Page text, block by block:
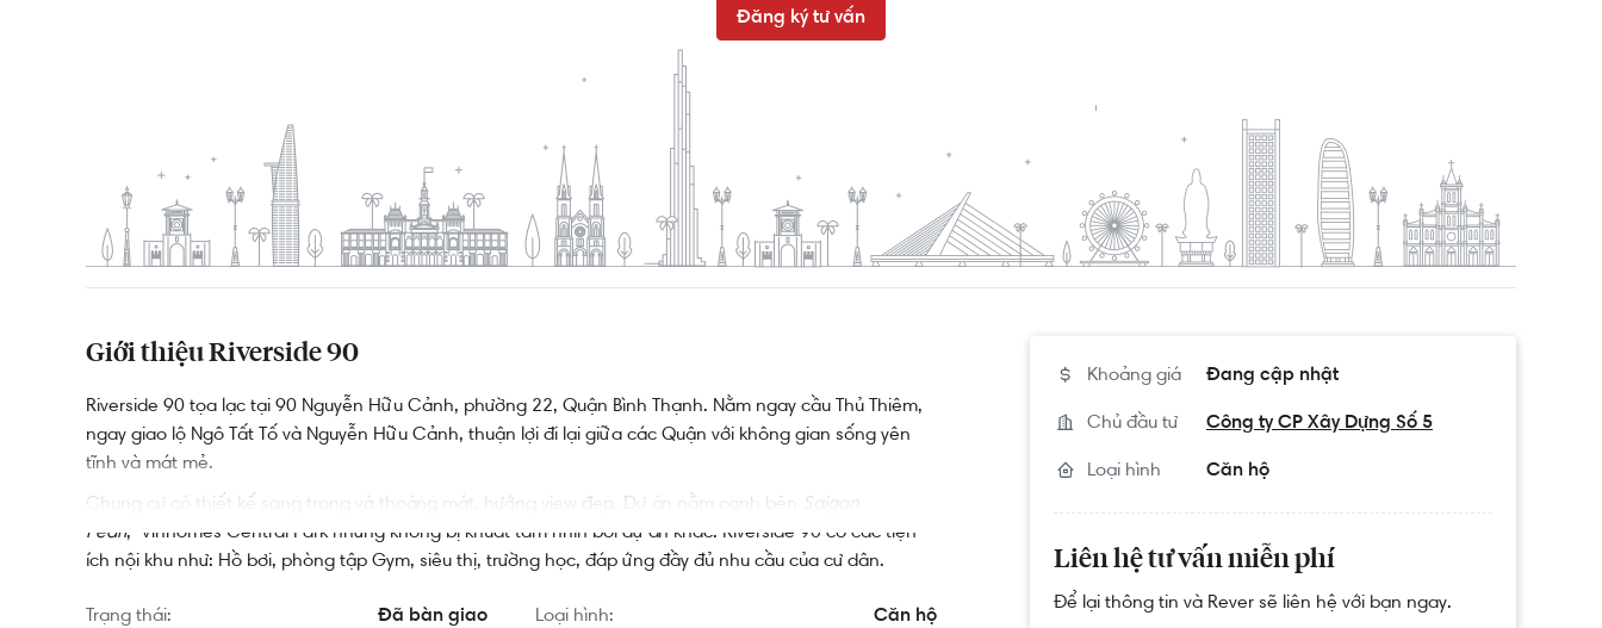
Đăng ký tư vấn
Giới thiệu Riverside 90
Riverside 90 tọa lạc tại 90 Nguyễn Hữu Cảnh, phường 22, Quận Bình Thạnh. Nằm ngay cầu Thủ Thiêm,
ngay giao lộ Ngô Tất Tố và Nguyễn Hữu Cảnh, thuận lợi đi lại giữa các Quận với không gian sống yên
tĩnh và mát mẻ.
Chung cư có thiết kế sang trọng và thoáng mát, hướng view đẹp. Dự án nằm cạnh bên
Saigon
Pearl, Vinhomes Central Park nhưng không bị khuất tầm nhìn bởi dự án khác. Riverside 90 có các tiện
ích nội khu như: Hồ bơi, phòng tập Gym, siêu thị, trường học, đáp ứng đầy đủ nhu cầu của cư dân.
Trạng thái: Đã bàn giao Loại hình: Căn hộ
Khoảng giá Đang cập nhật
Chủ đầu tư Công ty CP Xây Dựng Số 5
Loại hình Căn hộ
Liên hệ tư vấn miễn phí
Để lại thông tin và Rever sẽ liên hệ với bạn ngay.